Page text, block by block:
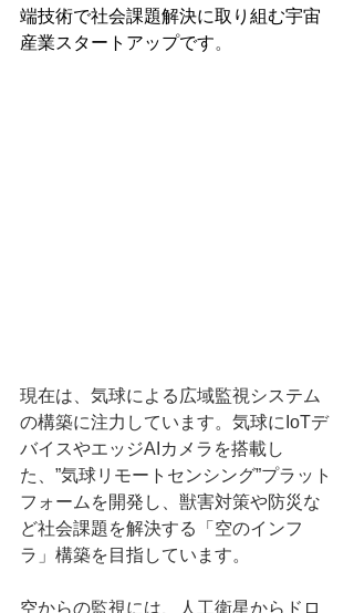
端技術で社会課題解決に取り組む宇宙
産業スタートアップです。
現在は、気球による広域監視システム
の構築に注力しています。気球にIoTデ
バイスやエッジAIカメラを搭載し
た、”気球リモートセンシング”プラット
フォームを開発し、獣害対策や防災な
ど社会課題を解決する「空のインフ
ラ」構築を目指しています。
空からの監視には、人工衛星からドロ